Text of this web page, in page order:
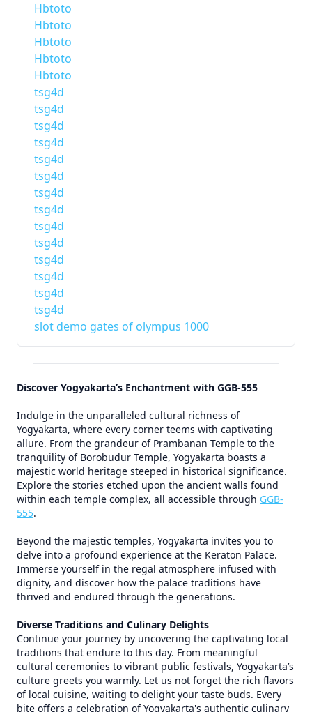
Hbtoto
Hbtoto
Hbtoto
Hbtoto
Hbtoto
tsg4d
tsg4d
tsg4d
tsg4d
tsg4d
tsg4d
tsg4d
tsg4d
tsg4d
tsg4d
tsg4d
tsg4d
tsg4d
tsg4d
slot demo gates of olympus 1000
Discover Yogyakarta’s Enchantment with GGB-555
Indulge in the unparalleled cultural richness of
Yogyakarta, where every corner teems with captivating
allure. From the grandeur of Prambanan Temple to the
tranquility of Borobudur Temple, Yogyakarta boasts a
majestic world heritage steeped in historical significance.
Explore the stories etched upon the ancient walls found
within each temple complex, all accessible through GGB-
555.
Beyond the majestic temples, Yogyakarta invites you to
delve into a profound experience at the Keraton Palace.
Immerse yourself in the regal atmosphere infused with
dignity, and discover how the palace traditions have
thrived and endured through the generations.
Diverse Traditions and Culinary Delights
Continue your journey by uncovering the captivating local
traditions that endure to this day. From meaningful
cultural ceremonies to vibrant public festivals, Yogyakarta’s
culture greets you warmly. Let us not forget the rich flavors
of local cuisine, waiting to delight your taste buds. Every
bite offers a celebration of Yogyakarta's authentic culinary